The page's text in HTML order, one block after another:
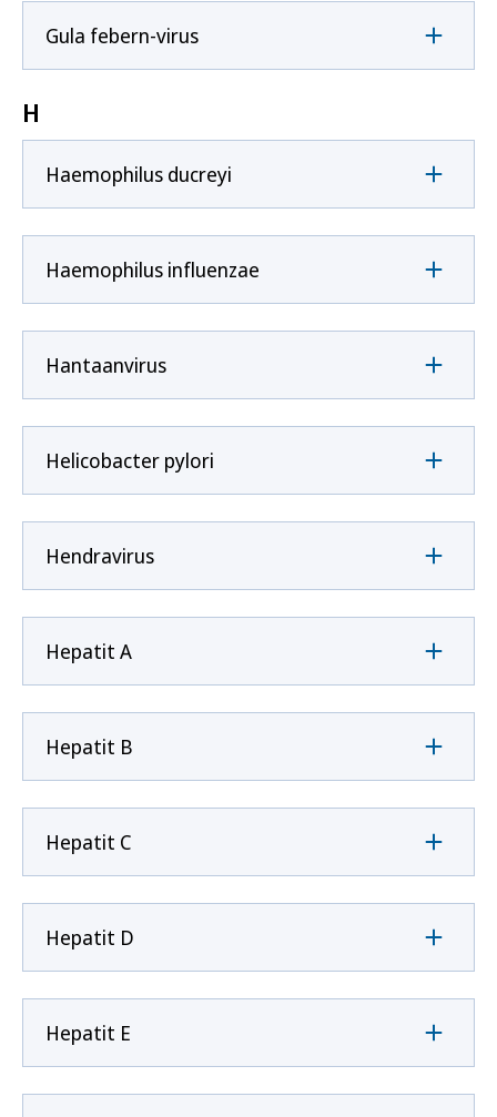
Gula febern-virus
H
Haemophilus ducreyi
Haemophilus influenzae
Hantaanvirus
Helicobacter pylori
Hendravirus
Hepatit A
Hepatit B
Hepatit C
Hepatit D
Hepatit E